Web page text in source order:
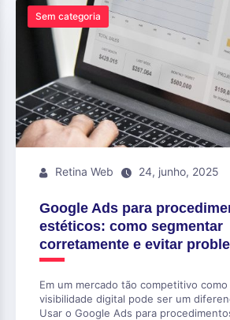
Sem categoria
Retina Web 24, junho, 2025
Google Ads para
estéticos: como segmentar
corretamente e evitar
Em um mercado tão competitivo
visibilidade digital pode ser um
Usar o Google Ads para